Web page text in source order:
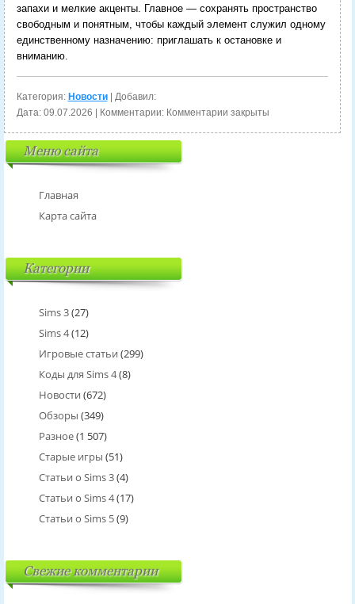
запахи и мелкие акценты. Главное — сохранять пространство
свободным и понятным, чтобы каждый элемент служил одному
единственному назначению: приглашать к остановке и
вниманию.
Категория: Новости| Добавил:
Дата: 09.07.2026 | Комментарии: Комментарии закрыты
Меню сайта
Главная
Карта сайта
Категории
Sims 3(27)
Sims 4(12)
Игровые статьи (299)
Коды для Sims 4(8)
Новости (672)
Обзоры (349)
Разное(1 507)
Старые игры (51)
Статьи о Sims 3(4)
Статьи о Sims 4(17)
Статьи о Sims 5(9)
Свежие комментарии